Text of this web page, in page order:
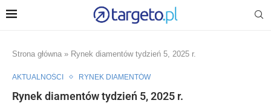
Strona główna » Rynek diamentów tydzień 5, 2025 r.
AKTUALNOŚCI RYNEK DIAMENTÓW
Rynek diamentów tydzień 5, 2025 r.